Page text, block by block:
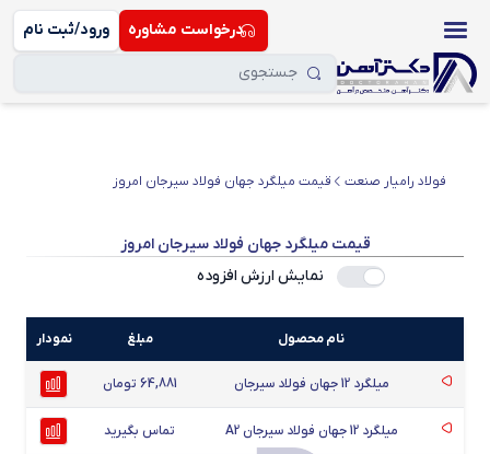
درخواست مشاوره ورود/ثبت نام
فولاد رامیار صنعت قیمت میلگرد جهان فولاد سیرجان امروز
قیمت میلگرد جهان فولاد سیرجان امروز
نمایش ارزش افزوده
نام محصول مبلغ نمودار
میلگرد 12 جهان فولاد سیرجان 64,881 تومان
میلگرد 12 جهان فولاد سیرجان A2 تماس بگیرید